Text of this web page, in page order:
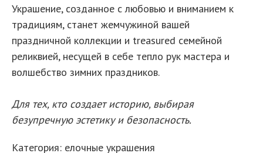
Украшение, созданное с любовью и вниманием к
традициям, станет жемчужиной вашей
праздничной коллекции и treasured семейной
реликвией, несущей в себе тепло рук мастера и
волшебство зимних праздников.
Для тех, кто создает историю, выбирая
безупречную эстетику и безопасность.
Категория: елочные украшения